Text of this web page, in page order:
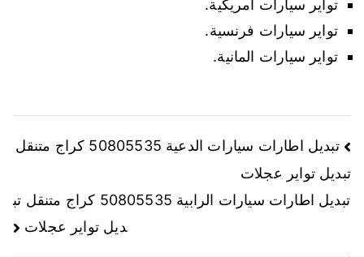
تواير سيارات امريكية.
تواير سيارات فرنسية.
تواير سيارات المانية.
تصفّح
المقالات
تبديل اطارات سيارات الدعية 50805535 كراج متنقل
تبديل تواير عجلات
تبديل اطارات سيارات الرابية 50805535 كراج متنقل تب
ديل تواير عجلات